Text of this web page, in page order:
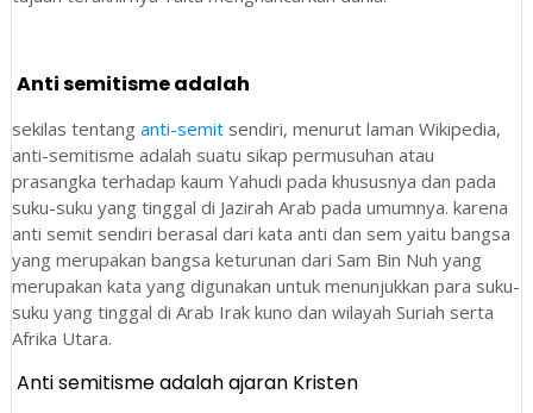
Anti semitisme adalah
sekilas tentang anti-semitsendiri, menurut laman Wikipedia,
anti-semitisme adalah suatu sikap permusuhan atau
prasangka terhadap kaum Yahudi pada khususnya dan pada
suku-suku yang tinggal di Jazirah Arab pada umumnya. karena
anti semit sendiri berasal dari kata anti dan sem yaitu bangsa
yang merupakan bangsa keturunan dari Sam Bin Nuh yang
merupakan kata yang digunakan untuk menunjukkan para suku-
suku yang tinggal di Arab Irak kuno dan wilayah Suriah serta
Afrika Utara.
Anti semitisme adalah ajaran Kristen